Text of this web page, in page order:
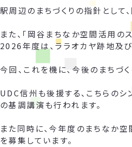
駅周辺のまちづくりの指針として
また、「岡谷まちなか空間活用の
2026年度は、ララオカヤ跡地及
今回、これを機に、今後のまちづ
UDC信州も後援する、こちらの
の基調講演も行われます。
また同時に、今年度のまちなか
を募集しています。